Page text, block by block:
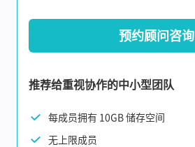
预约顾问咨询
推荐给重视协作的中小型团队
每成员拥有 10GB 储存空间
无上限成员